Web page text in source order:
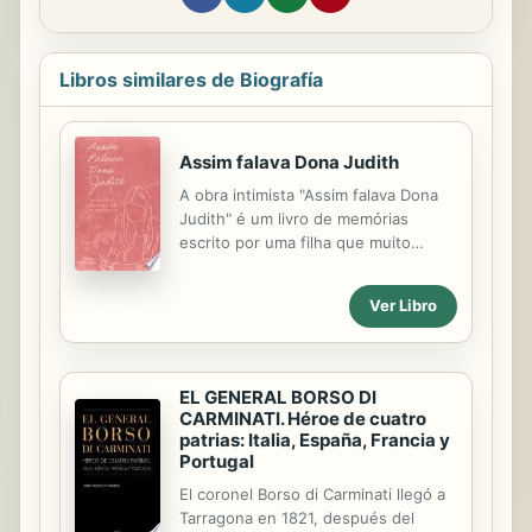
Libros similares de Biografía
Assim falava Dona Judith
A obra intimista "Assim falava Dona
Judith" é um livro de memórias
escrito por uma filha que muito
linguagem da sua mãe. Relatar cada
história foi uma forma que a autora
encontrou para superar a saudade
filha caçula crescer e vencer!
Ver Libro
EL GENERAL BORSO DI
CARMINATI. Héroe de cuatro
patrias: Italia, España, Francia y
Portugal
El coronel Borso di Carminati llegó a
Tarragona en 1821, después del